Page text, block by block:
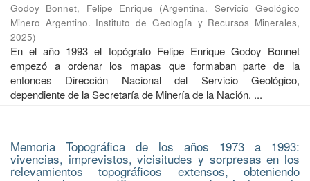
Godoy Bonnet, Felipe Enrique (Argentina. Servicio Geológico
Minero Argentino. Instituto de Geología y Recursos Minerales,
2025)
En el año 1993 el topógrafo Felipe Enrique Godoy Bonnet
empezó a ordenar los mapas que formaban parte de la
entonces Dirección Nacional del Servicio Geológico,
dependiente de la Secretaría de Minería de la Nación. ...
Memoria Topográfica de los años 1973 a 1993:
vivencias, imprevistos, vicisitudes y sorpresas en los
relevamientos topográficos extensos, obteniendo